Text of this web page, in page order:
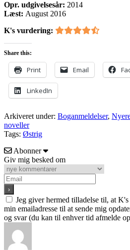
Opr. udgivelsesår: 2014
Læst: August 2016
K's vurdering:
Share this:
Print Email
LinkedIn
Arkiveret under: Boganmeldelser,
noveller
Tags: Østrig
Abonner
Giv mig besked om
Jeg giver hermed tilladelse til, at
min emailadresse til at sende mig
og svar (du kan til enhver tid afmelde